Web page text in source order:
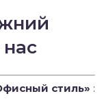
стиль» :